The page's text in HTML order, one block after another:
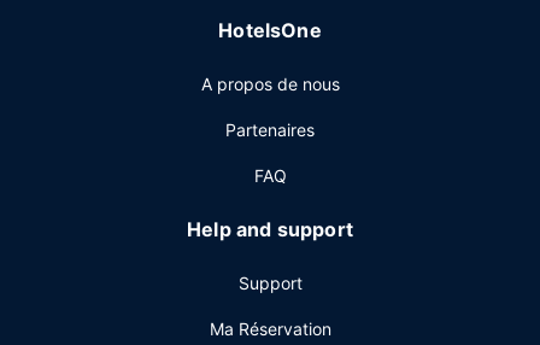
l'apéritif avant le dîner. Si vous préférez une soirée
petit déjeuner continental gratuit est servi tous les jours de
organiser une réunion à Seguin, faites confiance à ce
complexe touristique qui dispose d'espaces événements
conférence et 2 des salles de réunion. Un parking gratuit
est disponible dans l'enceinte de l'hébergement.
HotelsOne
A propos de nous
Partenaires
FAQ
Help and support
Support
Ma Réservation